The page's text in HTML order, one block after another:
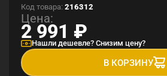
Код товара: 216312
Цена:
2 991 ₽
Нашли дешевле? Снизим цену?
В КОРЗИНУ